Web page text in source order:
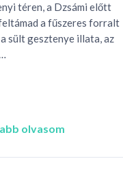
téren, a Dzsámi előtt
a fűszeres forralt
sült gesztenye illata, az
olvasom